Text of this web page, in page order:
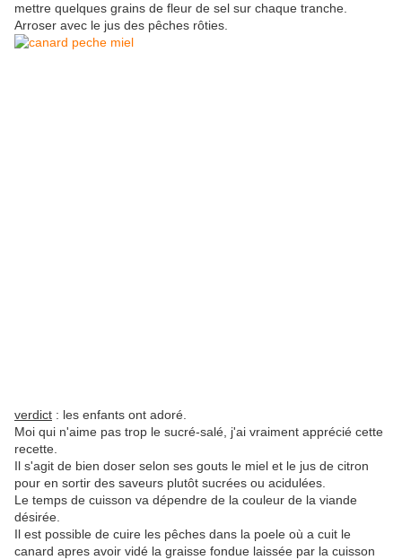
mettre quelques grains de fleur de sel sur chaque tranche.
Arroser avec le jus des pêches rôties.
verdict : les enfants ont adoré.
Moi qui n'aime pas trop le sucré-salé, j'ai vraiment apprécié cette
recette.
Il s'agit de bien doser selon ses gouts le miel et le jus de citron
pour en sortir des saveurs plutôt sucrées ou acidulées.
Le temps de cuisson va dépendre de la couleur de la viande
désirée.
Il est possible de cuire les pêches dans la poele où a cuit le
canard apres avoir vidé la graisse fondue laissée par la cuisson